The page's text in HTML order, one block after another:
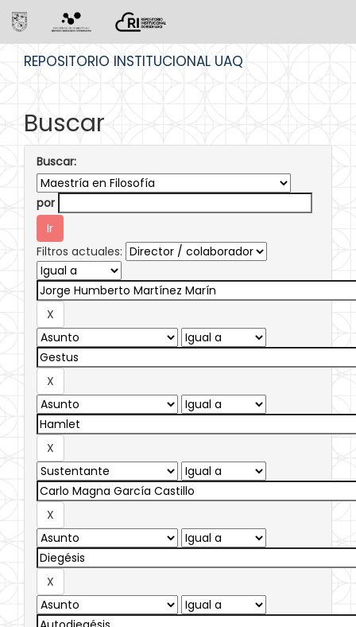
REPOSITORIO INSTITUCIONAL UAQ
Buscar
Buscar:
por
Filtros actuales: